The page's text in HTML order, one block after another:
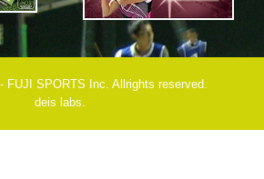
FUJI SPORTS Inc. Allrights reserved.
deis labs.